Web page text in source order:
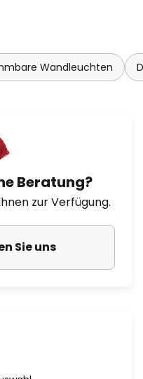
Wandleuchten
Beratung?
zur Verfügung.
Sie uns